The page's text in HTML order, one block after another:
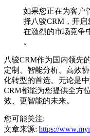
如果您正在为客户
择八骏CRM，开
在激烈的市场竞争
。
八骏CRM作为国内领先
定制、智能分析、高效
化转型的首选。无论是
CRM都能为您提供全方
效、更智能的未来。
您可能关注:
文章来源: https://